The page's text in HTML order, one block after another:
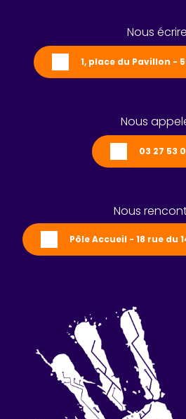
Nous écrire
1, place du Pavillon -
Nous
03 27 53
Nous
Pôle Accueil - 18 rue du